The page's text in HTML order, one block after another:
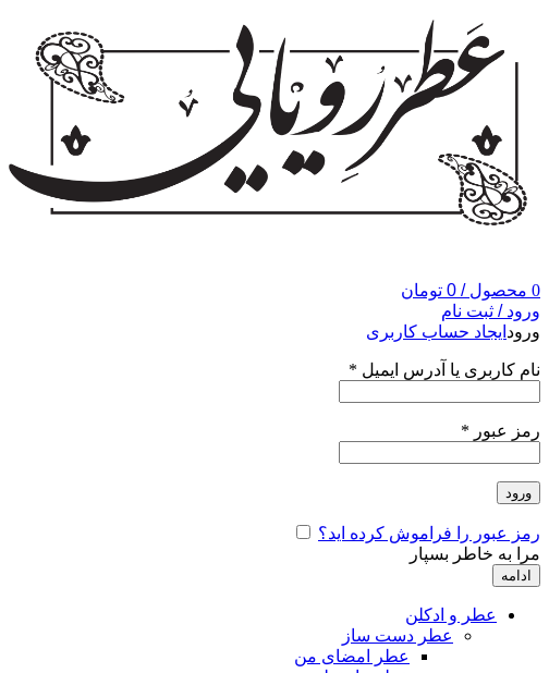
0 محصول /
0 تومان
ورود / ثبت نام
ورود ایجاد حساب کاربری
نام کاربری یا آدرس ایمیل *
رمز عبور *
ورود
رمز عبور را فراموش کرده اید؟
مرا به خاطر بسپار
ادامه
عطر و ادکلن
عطر دست ساز
عطر امضای من